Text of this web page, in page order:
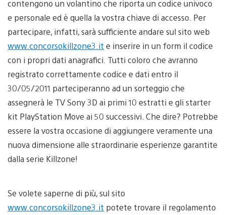
contengono un volantino che riporta un codice univoco
e personale ed è quella la vostra chiave di accesso. Per
partecipare, infatti, sarà sufficiente andare sul sito web
www.concorsokillzone3.it e inserire in un form il codice
con i propri dati anagrafici. Tutti coloro che avranno
registrato correttamente codice e dati entro il
30/05/2011 parteciperanno ad un sorteggio che
assegnerà le TV Sony 3D ai primi 10 estratti e gli starter
kit PlayStation Move ai 50 successivi. Che dire? Potrebbe
essere la vostra occasione di aggiungere veramente una
nuova dimensione alle straordinarie esperienze garantite
dalla serie Killzone!
Se volete saperne di più, sul sito
www.concorsokillzone3.it potete trovare il regolamento